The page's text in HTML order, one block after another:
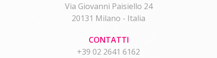
Via Giovanni Paisiello 24
20131 Milano - Italia
CONTATTI
+39 02 2641 6162